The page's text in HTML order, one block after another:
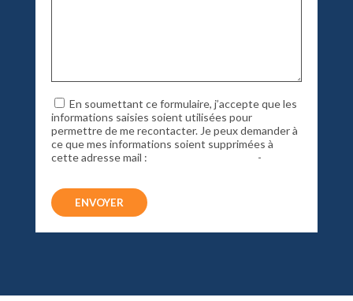
En soumettant ce formulaire, j’accepte que les
informations saisies soient utilisées pour
permettre de me recontacter. Je peux demander à
ce que mes informations soient supprimées à
cette adresse mail :
-